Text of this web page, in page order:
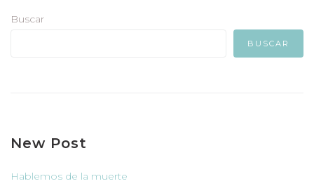
Buscar
BUSCAR
New Post
Hablemos de la muerte